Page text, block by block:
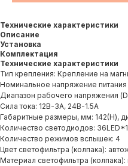
Технические характеристики
Описание
Установка
Комплектация
Технические характеристики
Тип крепления: Крепление на
Номинальное напряжение питания
Диапазон рабочего напряжения
Сила тока: 12В-3А, 24В-1.5А
Габаритные размеры, мм: 142(H),
Количество светодиодов:
Количество режимов вспышек: 4
Цвет светофильтра (колпака):
Материал светофильтра (колпака):